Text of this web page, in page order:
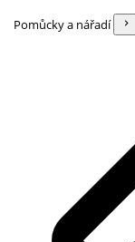
Pomůcky a nářadí